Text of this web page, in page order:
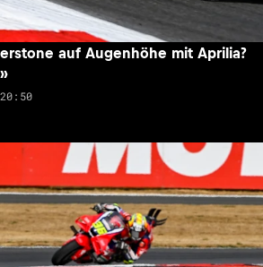
auf Augenhöhe mit Aprilia?